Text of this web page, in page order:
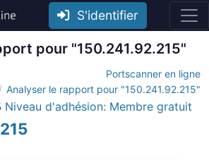
S'identifier
pour "150.241.92.215"
Portscanner en ligne
Analyser le rapport pour "150.241.92.215"
Niveau d'adhésion: Membre gratuit